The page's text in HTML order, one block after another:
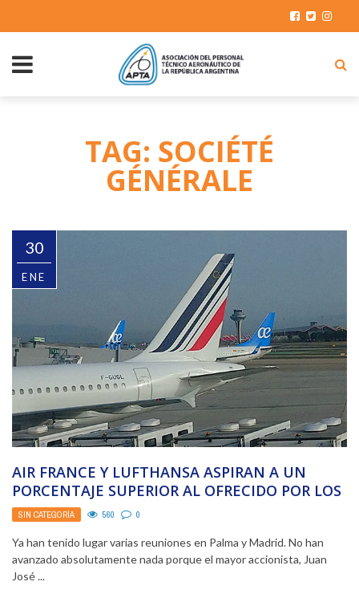
TAG: SOCIÉTÉ
GÉNÉRALE
30
ENE
AIR FRANCE Y LUFTHANSA ASPIRAN A UN
PORCENTAJE SUPERIOR AL OFRECIDO POR LOS
HIDALGO
SIN CATEGORÍA 560 0
Ya han tenido lugar varias reuniones en Palma y Madrid. No han
avanzado absolutamente nada porque el mayor accionista, Juan
José ...